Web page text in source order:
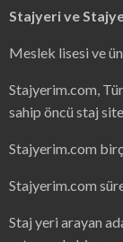
Stajyeri ve
Meslek lisesi ve
Stajyerim.com,
sahip öncü staj
Stajyerim.com
Stajyerim.com
Staj yeri arayan